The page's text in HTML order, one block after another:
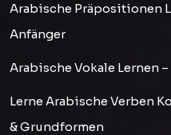
Arabische Präpositionen
Anfänger
Arabische Vokale Lernen
Lerne Arabische Verben
& Grundformen